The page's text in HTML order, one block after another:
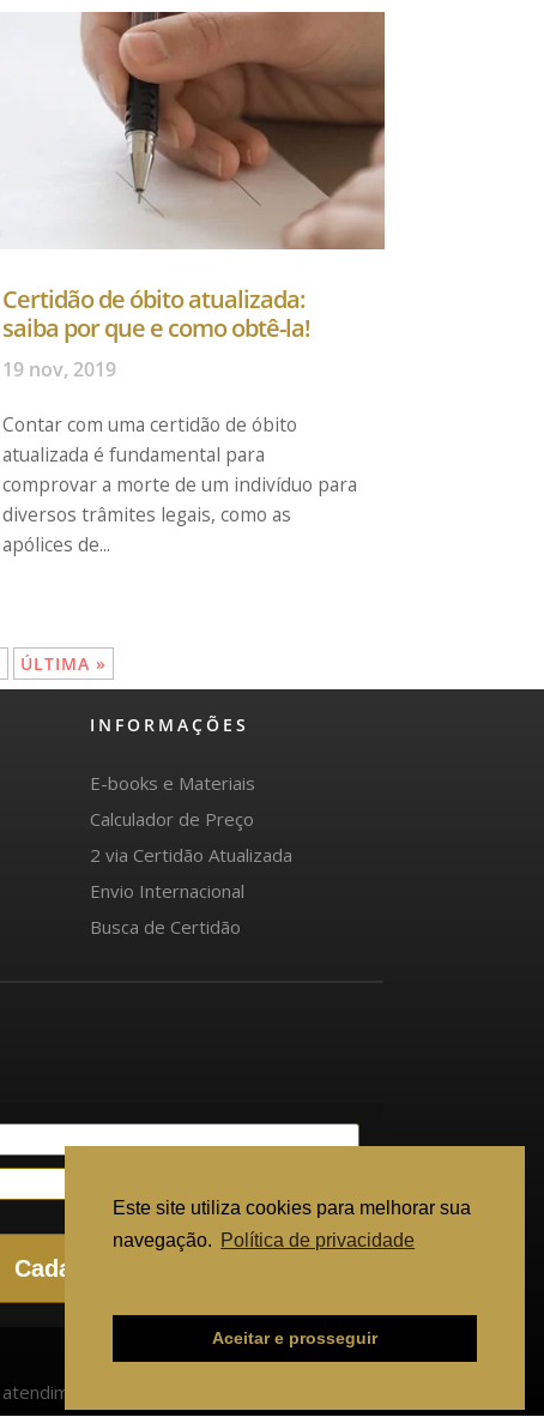
Certidão de óbito atualizada:
saiba por que e como obtê-la!
19 nov, 2019
Contar com uma certidão de óbito
atualizada é fundamental para
comprovar a morte de um indivíduo para
diversos trâmites legais, como as
apólices de...
ÚLTIMA »
INFORMAÇÕES
E-books e Materiais
Calculador de Preço
2 via Certidão Atualizada
Envio Internacional
Busca de Certidão
Cadastrar
atendimento@cartorioonlinebrasil.com.br
Este site utiliza cookies para melhorar sua
navegação. Política de privacidade
Aceitar e prosseguir